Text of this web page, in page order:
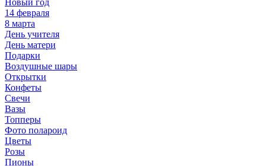
Новый год
14 февраля
8 марта
День учителя
День матери
Подарки
Воздушные шары
Открытки
Конфеты
Свечи
Вазы
Топперы
Фото полароид
Цветы
Розы
Пионы